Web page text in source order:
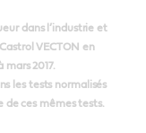
dans l’industrie et
VECTON en
mars 2017.
les tests normalisés
de ces mêmes tests.